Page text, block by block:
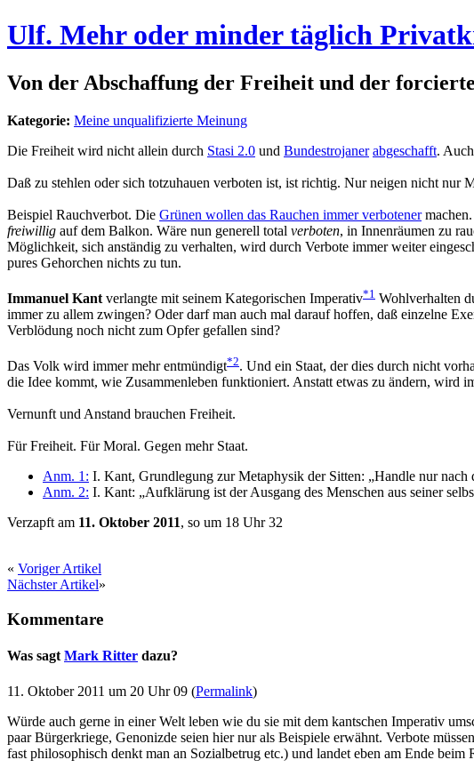
Ulf. Mehr oder minder täglich
Von der Abschaffung der Freiheit und der
Kategorie: Meine unqualifizierte Meinung
Die Freiheit wird nicht allein durch Stasi 2.0 und Bundestrojaner abgeschafft.
Daß zu stehlen oder sich totzuhauen verboten ist, ist richtig. Nur neigen nicht nur
Beispiel Rauchverbot. Die Grünen wollen das Rauchen immer verbotenermachen.
freiwillig auf dem Balkon. Wäre nun generell total verboten, in Innenräumen zu
Möglichkeit, sich anständig zu verhalten, wird durch Verbote immer weiter
pures Gehorchen nichts zu tun.
Immanuel Kant verlangte mit seinem Kategorischen Imperativ*1 Wohlverhalten
immer zu allem zwingen? Oder darf man auch mal darauf hoffen, daß einzelne
Verblödung noch nicht zum Opfer gefallen sind?
Das Volk wird immer mehr entmündigt*2. Und ein Staat, der dies durch nicht
die Idee kommt, wie Zusammenleben funktioniert. Anstatt etwas zu ändern, wird
Vernunft und Anstand brauchen Freiheit.
Für Freiheit. Für Moral. Gegen mehr Staat.
Anm. 1: I. Kant, Grundlegung zur Metaphysik der Sitten: „Handle nur
Anm. 2: I. Kant: „Aufklärung ist der Ausgang des Menschen aus seiner
Verzapft am 11. Oktober 2011, so um 18 Uhr 32
« Voriger Artikel
Nächster Artikel»
Kommentare
Was sagtMark Ritter dazu?
11. Oktober 2011 um 20 Uhr 09 (Permalink)
Würde auch gerne in einer Welt leben wie du sie mit dem kantschen Imperativ
paar Bürgerkriege, Genonizde seien hier nur als Beispiele erwähnt. Verbote
fast philosophisch denkt man an Sozialbetrug etc.) und landet eben am Ende beim